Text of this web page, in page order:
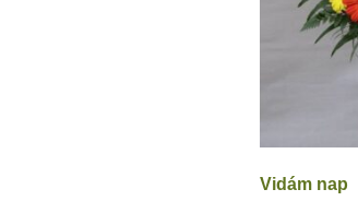
Vidám nap